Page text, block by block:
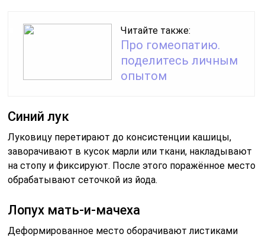
Читайте также:
Про гомеопатию.
поделитесь личным
опытом
Синий лук
Луковицу перетирают до консистенции кашицы,
заворачивают в кусок марли или ткани, накладывают
на стопу и фиксируют. После этого поражённое место
обрабатывают сеточкой из йода.
Лопух мать-и-мачеха
Деформированное место оборачивают листиками